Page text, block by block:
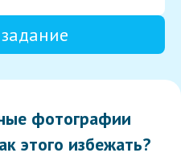
фотографии
этого избежать?